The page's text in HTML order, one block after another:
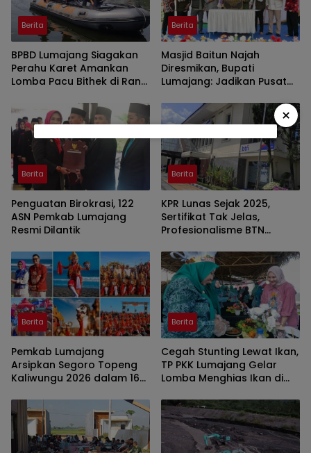
Berita
BPBD Lumajang Siagakan
Perahu Karet Amankan
Lomba Pacu Bithek di Ranu
Berita
Masjid Baitun Najah
Diresmikan, Bupati
Lumajang: Jadikan Pusat
Berita
Penguatan Birokrasi, 122
ASN Pemkab Lumajang
Resmi Dilantik
Berita
KPR Lunas Sejak 2025,
Sertifikat Tak Jelas,
Profesionalisme BTN
Berita
Pemkab Lumajang
Arsipkan Segoro Topeng
Kaliwungu 2026 dalam 160
Berita
Cegah Stunting Lewat Ikan,
TP PKK Lumajang Gelar
Lomba Menghias Ikan di
×